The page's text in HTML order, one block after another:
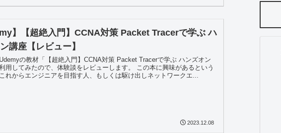
】【超絶入門】CCNA対策 Packet Tracerで学ぶ ハ
講座【レビュー】
の教材「【超絶入門】CCNA対策 Packet Tracerで学ぶ ハンズオン
用してみたので、体験談をレビューします。 この本に興味があるという
れからエンジニアを目指す人、もしくは駆け出しネットワークエ...
2023.12.08